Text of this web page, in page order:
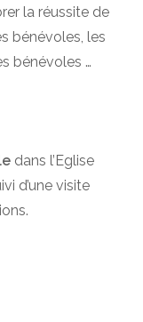
la réussite de
bénévoles, les
bénévoles …
dans l’Eglise
d’une visite